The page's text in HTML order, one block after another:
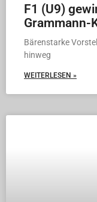
F1 (U9)
Grammann-
Bärenstarke
hinweg
WEITERLESEN »